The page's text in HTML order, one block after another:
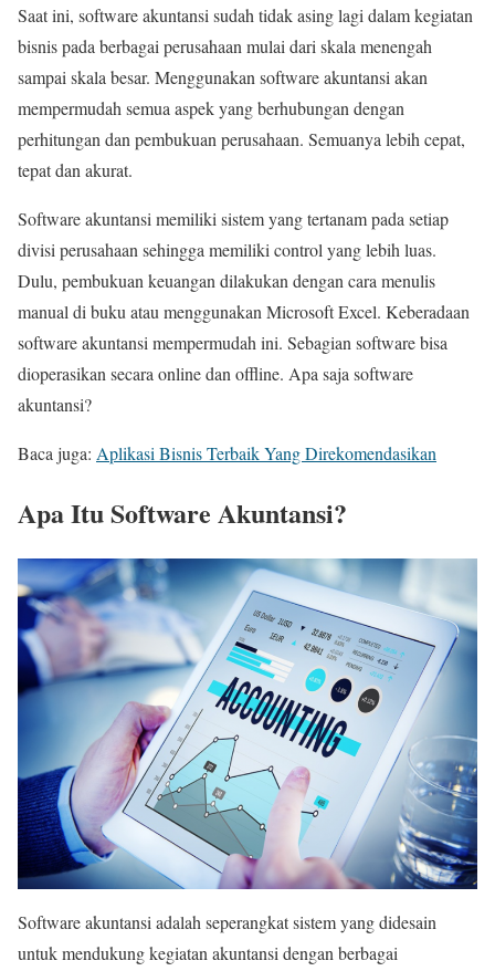
Saat ini, software akuntansi sudah tidak asing lagi dalam kegiatan
bisnis pada berbagai perusahaan mulai dari skala menengah
sampai skala besar. Menggunakan software akuntansi akan
mempermudah semua aspek yang berhubungan dengan
perhitungan dan pembukuan perusahaan. Semuanya lebih cepat,
tepat dan akurat.
Software akuntansi memiliki sistem yang tertanam pada setiap
divisi perusahaan sehingga memiliki control yang lebih luas.
Dulu, pembukuan keuangan dilakukan dengan cara menulis
manual di buku atau menggunakan Microsoft Excel. Keberadaan
software akuntansi mempermudah ini. Sebagian software bisa
dioperasikan secara online dan offline. Apa saja software
akuntansi?
Baca juga: Aplikasi Bisnis Terbaik Yang Direkomendasikan
Apa Itu Software Akuntansi?
Software akuntansi adalah seperangkat sistem yang didesain
untuk mendukung kegiatan akuntansi dengan berbagai